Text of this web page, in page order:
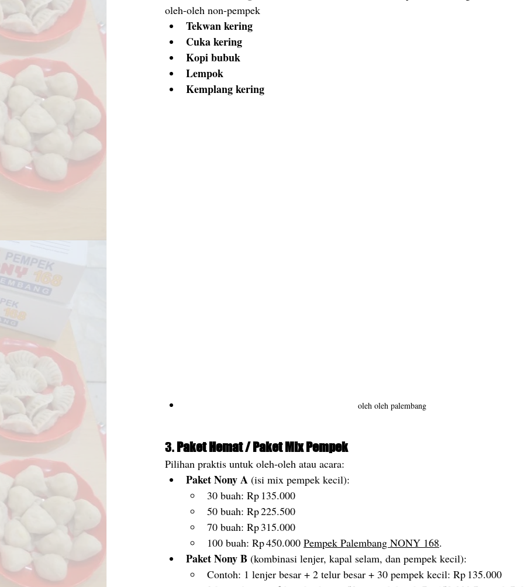
oleh-oleh non-pempek
Tekwan kering
Cuka kering
Kopi bubuk
Lempok
Kemplang kering
oleh oleh palembang
3. Paket Hemat / Paket Mix Pempek
Pilihan praktis untuk oleh-oleh atau acara:
Paket Nony A (isi mix pempek kecil):
30 buah: Rp 135.000
50 buah: Rp 225.500
70 buah: Rp 315.000
100 buah: Rp 450.000 Pempek Palembang NONY 168.
Paket Nony B (kombinasi lenjer, kapal selam, dan pempek kecil):
Contoh: 1 lenjer besar + 2 telur besar + 30 pempek kecil: Rp 135.000